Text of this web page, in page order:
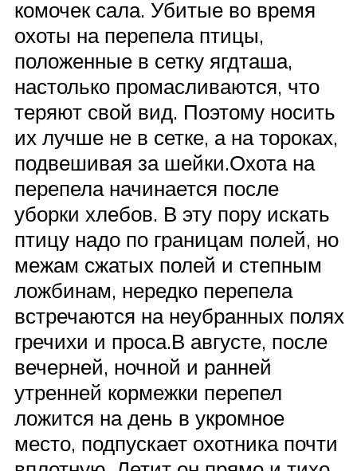
комочек сала. Убитые во время
охоты на перепела птицы,
положенные в сетку ягдташа,
настолько промасливаются, что
теряют свой вид. Поэтому носить
их лучше не в сетке, а на тороках,
подвешивая за шейки.Охота на
перепела начинается после
уборки хлебов. В эту пору искать
птицу надо по границам полей, но
межам сжатых полей и степным
ложбинам, нередко перепела
встречаются на неубранных полях
гречихи и проса.В августе, после
вечерней, ночной и ранней
утренней кормежки перепел
ложится на день в укромное
место, подпускает охотника почти